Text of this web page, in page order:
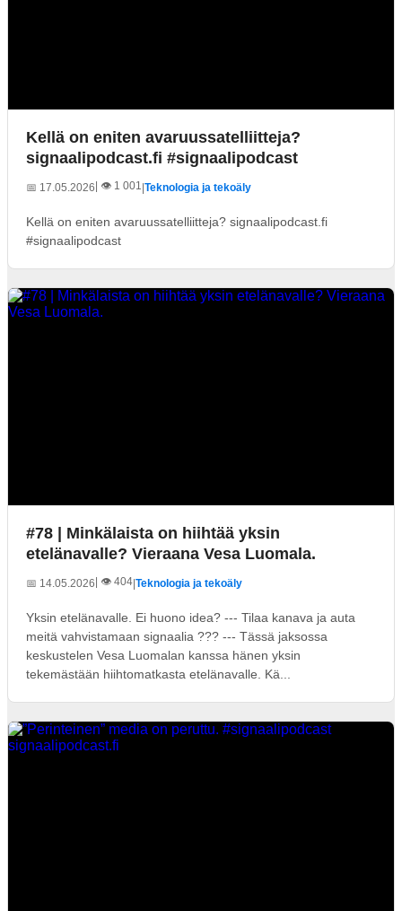
Kellä on eniten avaruussatelliitteja?
signaalipodcast.fi #signaalipodcast
📅 17.05.2026 | 👁️ 1 001|Teknologia ja tekoäly
Kellä on eniten avaruussatelliitteja? signaalipodcast.fi
#signaalipodcast
#78 | Minkälaista on hiihtää yksin
etelänavalle? Vieraana Vesa Luomala.
📅 14.05.2026 | 👁️ 404|Teknologia ja tekoäly
Yksin etelänavalle. Ei huono idea? --- Tilaa kanava ja auta
meitä vahvistamaan signaalia ??? --- Tässä jaksossa
keskustelen Vesa Luomalan kanssa hänen yksin
tekemästään hiihtomatkasta etelänavalle. Kä...